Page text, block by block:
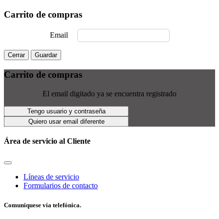
Carrito de compras
Email
Cerrar Guardar
Carrito de compras
El email digitado ya se encuentra registrado
Tengo usuario y contraseña
Quiero usar email diferente
Área de servicio al Cliente
Líneas de servicio
Formularios de contacto
Comuniquese vía telefónica.